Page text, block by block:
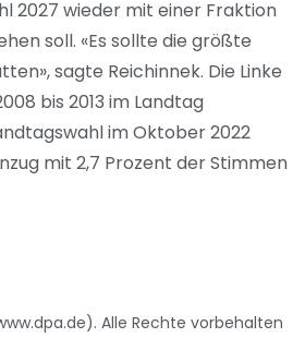
2027 wieder mit einer Fraktion
soll. «Es sollte die größte
sagte Reichinnek. Die Linke
bis 2013 im Landtag
im Oktober 2022
mit 2,7 Prozent der Stimmen
Alle Rechte vorbehalten